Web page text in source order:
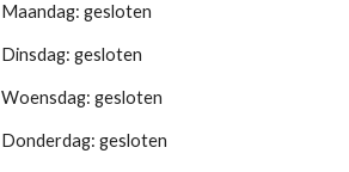
Maandag: gesloten
Dinsdag: gesloten
Woensdag: gesloten
Donderdag: gesloten